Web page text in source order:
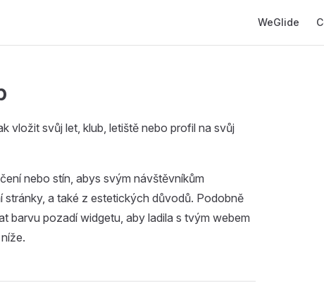
WeGlide
vložit svůj let, klub, letiště nebo profil na svůj
nebo stín, abys svým návštěvníkům
a také z estetických důvodů. Podobně
barvu pozadí widgetu, aby ladila s tvým webem